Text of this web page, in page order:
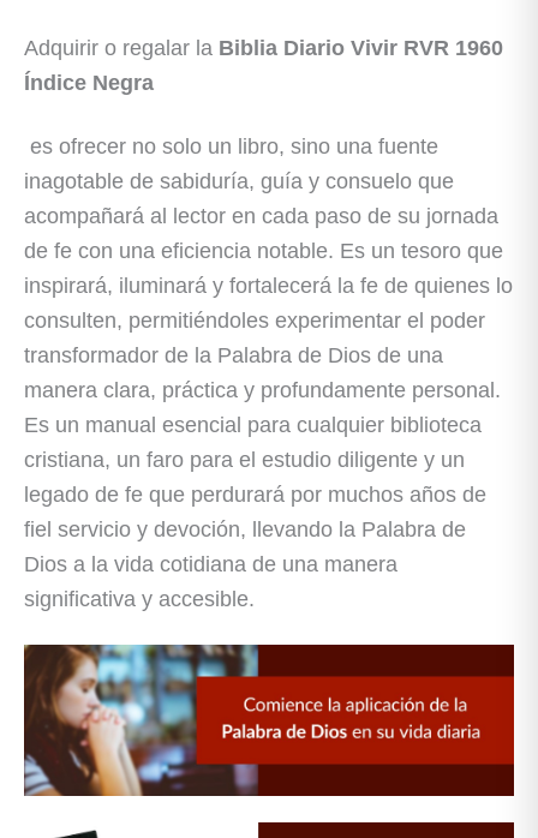
Adquirir o regalar la Biblia Diario Vivir RVR 1960
Índice Negra
es ofrecer no solo un libro, sino una fuente
inagotable de sabiduría, guía y consuelo que
acompañará al lector en cada paso de su jornada
de fe con una eficiencia notable. Es un tesoro que
inspirará, iluminará y fortalecerá la fe de quienes lo
consulten, permitiéndoles experimentar el poder
transformador de la Palabra de Dios de una
manera clara, práctica y profundamente personal.
Es un manual esencial para cualquier biblioteca
cristiana, un faro para el estudio diligente y un
legado de fe que perdurará por muchos años de
fiel servicio y devoción, llevando la Palabra de
Dios a la vida cotidiana de una manera
significativa y accesible.